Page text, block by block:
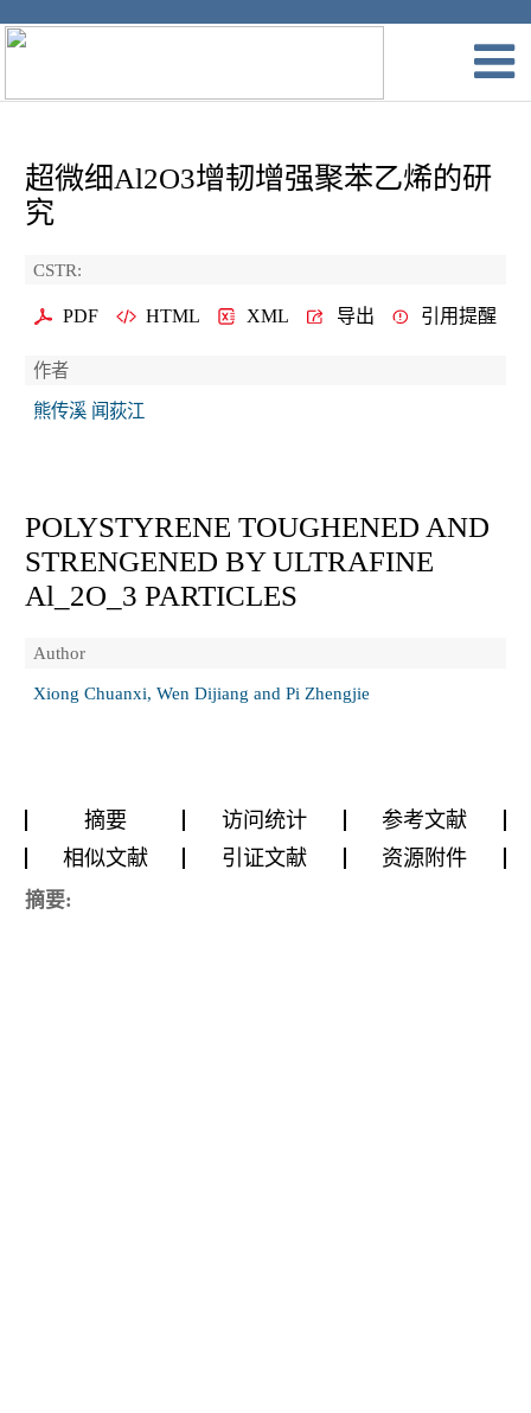
超微细Al2O3增韧增强聚苯乙烯的研
究
CSTR:
PDF HTML XML 导出 引用提醒
作者
熊传溪 闻荻江
POLYSTYRENE TOUGHENED AND
STRENGENED BY ULTRAFINE
Al_2O_3 PARTICLES
Author
Xiong Chuanxi, Wen Dijiang and Pi Zhengjie
摘要 访问统计
参考文献
相似文献
引证文献 资源附件
摘要: